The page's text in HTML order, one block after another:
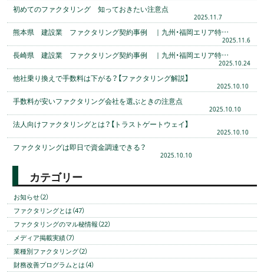
初めてのファクタリング 知っておきたい注意点
2025.11.7
熊本県 建設業 ファクタリング契約事例 ｜九州・福岡エリア特…
2025.11.6
長崎県 建設業 ファクタリング契約事例 ｜九州・福岡エリア特…
2025.10.24
他社乗り換えで手数料は下がる？【ファクタリング解説】
2025.10.10
手数料が安いファクタリング会社を選ぶときの注意点
2025.10.10
法人向けファクタリングとは？【トラストゲートウェイ】
2025.10.10
ファクタリングは即日で資金調達できる？
2025.10.10
カテゴリー
お知らせ（2）
ファクタリングとは（47）
ファクタリングのマル秘情報（22）
メディア掲載実績（7）
業種別ファクタリング（2）
財務改善プログラムとは（4）